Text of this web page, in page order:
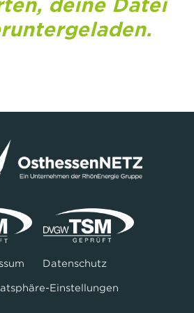
deine Datei
Datenschutz
Einstellungen